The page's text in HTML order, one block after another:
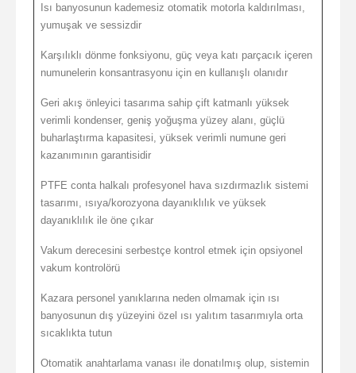
Isı banyosunun kademesiz otomatik motorla kaldırılması,
yumuşak ve sessizdir
Karşılıklı dönme fonksiyonu, güç veya katı parçacık içeren
numunelerin konsantrasyonu için en kullanışlı olanıdır
Geri akış önleyici tasarıma sahip çift katmanlı yüksek
verimli kondenser, geniş yoğuşma yüzey alanı, güçlü
buharlaştırma kapasitesi, yüksek verimli numune geri
kazanımının garantisidir
PTFE conta halkalı profesyonel hava sızdırmazlık sistemi
tasarımı, ısıya/korozyona dayanıklılık ve yüksek
dayanıklılık ile öne çıkar
Vakum derecesini serbestçe kontrol etmek için opsiyonel
vakum kontrolörü
Kazara personel yanıklarına neden olmamak için ısı
banyosunun dış yüzeyini özel ısı yalıtım tasarımıyla orta
sıcaklıkta tutun
Otomatik anahtarlama vanası ile donatılmış olup, sistemin